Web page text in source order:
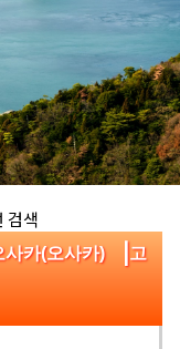
검색
사카(오사카) |고